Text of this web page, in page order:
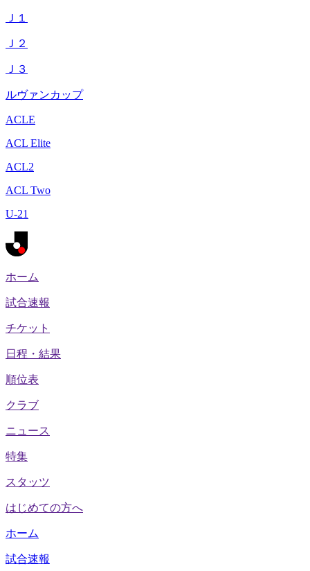
Ｊ１
Ｊ２
Ｊ３
ルヴァンカップ
ACLE
ACL Elite
ACL2
ACL Two
U-21
ホーム
試合速報
チケット
日程・結果
順位表
クラブ
ニュース
特集
スタッツ
はじめての方へ
ホーム
試合速報